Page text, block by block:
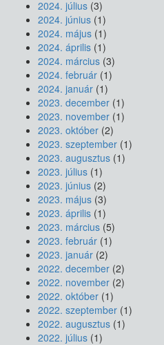
2024. július (3)
2024. június (1)
2024. május (1)
2024. április (1)
2024. március (3)
2024. február (1)
2024. január (1)
2023. december (1)
2023. november (1)
2023. október (2)
2023. szeptember (1)
2023. augusztus (1)
2023. július (1)
2023. június (2)
2023. május (3)
2023. április (1)
2023. március (5)
2023. február (1)
2023. január (2)
2022. december (2)
2022. november (2)
2022. október (1)
2022. szeptember (1)
2022. augusztus (1)
2022. július (1)